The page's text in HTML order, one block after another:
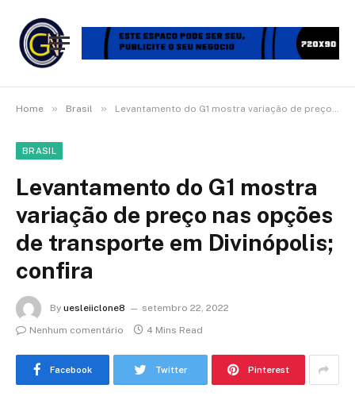
Home » Brasil » Levantamento do G1 mostra variação de preço nas opções de transporte em Divinópolis; confira
BRASIL
Levantamento do G1 mostra
variação de preço nas opções
de transporte em Divinópolis;
confira
By uesleiiclone8
setembro 22, 2022
Nenhum comentário
4 Mins Read
Facebook Twitter Pinterest